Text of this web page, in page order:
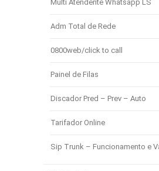
Multi Atendente Whatsapp LS
Adm Total de Rede
0800web/click to call
Painel de Filas
Discador Pred – Prev – Auto
Tarifador Online
Sip Trunk – Funcionamento e